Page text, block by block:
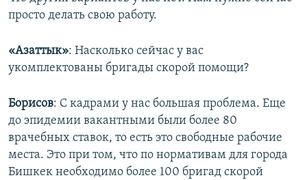
просто делать свою работу.
«Азаттык»: Насколько сейчас у вас
укомплектованы бригады скорой помощи?
Борисов: С кадрами у нас большая проблема. Еще
до эпидемии вакантными были более 80
врачебных ставок, то есть это свободные рабочие
места. Это при том, что по нормативам для города
Бишкек необходимо более 100 бригад скорой